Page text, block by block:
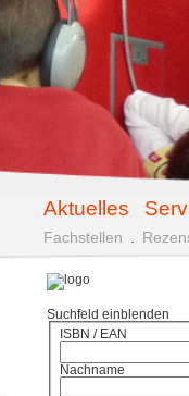
Aktuelles
Fachstellen
Suchfeld einblenden
ISBN / EAN
Nachname